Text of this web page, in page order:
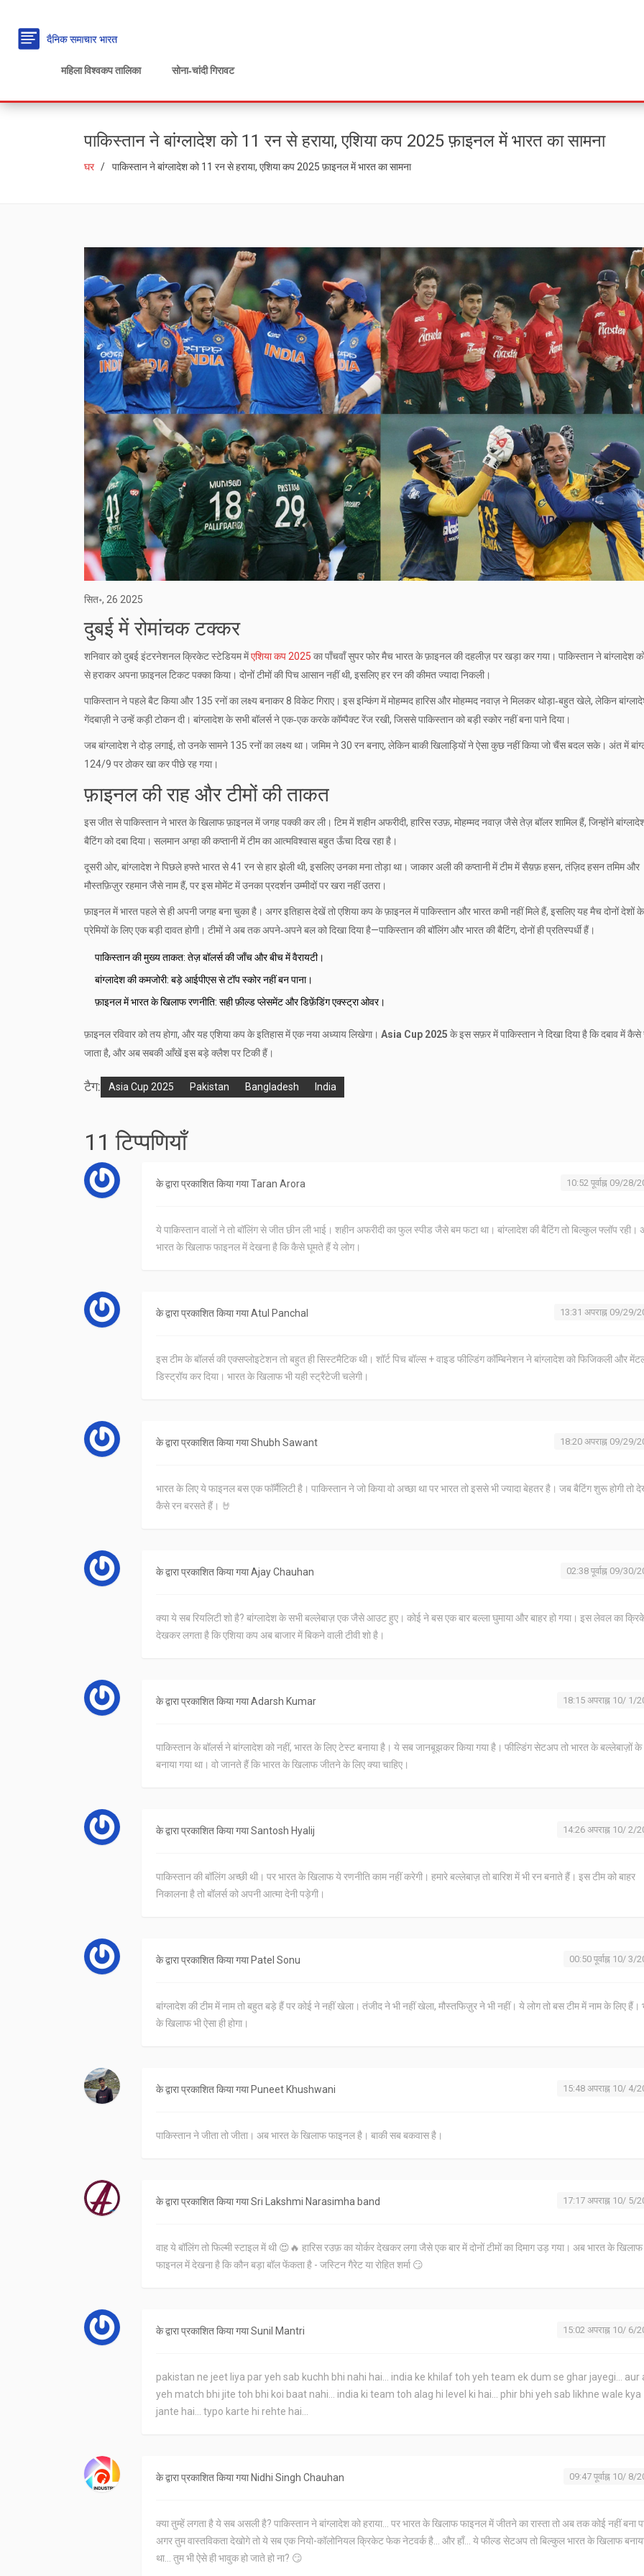
महिला विश्वकप तालिका सोना‑चांदी गिरावट
पाकिस्तान ने बांग्लादेश को 11 रन से हराया, एशिया कप 2025 फ़ाइनल में भारत का सामना
घर पाकिस्तान ने बांग्लादेश को 11 रन से हराया, एशिया कप 2025 फ़ाइनल में भारत का सामना
सित॰, 26 2025
दुबई में रोमांचक टक्कर
शनिवार को दुबई इंटरनेशनल क्रिकेट स्टेडियम मेंएशिया कप 2025 का पाँचवाँ सुपर फोर मैच भारत के फ़ाइनल की दहलीज़ पर खड़ा कर गया। पाकिस्तान ने बांग्लादेश
से हराकर अपना फ़ाइनल टिकट पक्का किया। दोनों टीमों की पिच आसान नहीं थी, इसलिए हर रन की कीमत ज्यादा निकली।
पाकिस्तान ने पहले बैट किया और 135 रनों का लक्ष्य बनाकर 8 विकेट गिराए। इस इन्किंग में मोहम्मद हारिस और मोहम्मद नवाज़ ने मिलकर थोड़ा‑बहुत खेले, लेकिन
गेंदबाज़ी ने उन्हें कड़ी टोकन दी। बांग्लादेश के सभी बॉलर्स ने एक‑एक करके कॉम्पैक्ट रेंज रखी, जिससे पाकिस्तान को बड़ी स्कोर नहीं बना पाने दिया।
जब बांग्लादेश ने दोड़ लगाई, तो उनके सामने 135 रनों का लक्ष्य था। जमिम ने 30 रन बनाए, लेकिन बाकी खिलाड़ियों ने ऐसा कुछ नहीं किया जो चैंस बदल सके। अंत में
124/9 पर ठोकर खा कर पीछे रह गया।
फ़ाइनल की राह और टीमों की ताकत
इस जीत से पाकिस्तान ने भारत के खिलाफ फ़ाइनल में जगह पक्की कर ली। टिम में शहीन अफरीदी, हारिस रउफ़, मोहम्मद नवाज़ जैसे तेज़ बॉलर शामिल हैं, जिन्होंने
बैटिंग को दबा दिया। सलमान अग्हा की कप्तानी में टीम का आत्मविश्वास बहुत ऊँचा दिख रहा है।
दूसरी ओर, बांग्लादेश ने पिछले हफ्ते भारत से 41 रन से हार झेली थी, इसलिए उनका मना तोड़ा था। जाकार अली की कप्तानी में टीम में सैय़फ़ हसन, तंज़िद हसन तमिम और
मौस्तफ़िज़ुर रहमान जैसे नाम हैं, पर इस मोमेंट में उनका प्रदर्शन उम्मीदों पर खरा नहीं उतरा।
फ़ाइनल में भारत पहले से ही अपनी जगह बना चुका है। अगर इतिहास देखें तो एशिया कप के फ़ाइनल में पाकिस्तान और भारत कभी नहीं मिले हैं, इसलिए यह मैच दोनों देशों
प्रेमियों के लिए एक बड़ी दावत होगी। टीमों ने अब तक अपने‑अपने बल को दिखा दिया है—पाकिस्तान की बॉलिंग और भारत की बैटिंग, दोनों ही प्रतिस्पर्धी हैं।
पाकिस्तान की मुख्य ताकत: तेज़ बॉलर्स की जाँच और बीच में वैरायटी।
बांग्लादेश की कमजोरी: बड़े आईपीएस से टॉप स्कोर नहीं बन पाना।
फ़ाइनल में भारत के खिलाफ रणनीति: सही फ़ील्ड प्लेसमेंट और डिफ़ेंडिंग एक्स्ट्रा ओवर।
फ़ाइनल रविवार को तय होगा, और यह एशिया कप के इतिहास में एक नया अध्याय लिखेगा। Asia Cup 2025 के इस सफ़र में पाकिस्तान ने दिखा दिया है कि दबाव में कैसे
जाता है, और अब सबकी आँखें इस बड़े क्लैश पर टिकी हैं।
टैग: Asia Cup 2025 Pakistan Bangladesh India
11 टिप्पणियाँ
के द्वारा प्रकाशित किया गयाTaran Arora 10:52 पूर्वाह्न 09/28/
ये पाकिस्तान वालों ने तो बॉलिंग से जीत छीन ली भाई। शहीन अफरीदी का फुल स्पीड जैसे बम फटा था। बांग्लादेश की बैटिंग तो बिल्कुल फ्लॉप रही।
भारत के खिलाफ फाइनल में देखना है कि कैसे घूमते हैं ये लोग।
के द्वारा प्रकाशित किया गयाAtul Panchal 13:31 अपराह्न 09/29/
इस टीम के बॉलर्स की एक्सप्लोइटेशन तो बहुत ही सिस्टमैटिक थी। शॉर्ट पिच बॉल्स + वाइड फील्डिंग कॉम्बिनेशन ने बांग्लादेश को फिजिकली और
डिस्ट्रॉय कर दिया। भारत के खिलाफ भी यही स्ट्रैटेजी चलेगी।
के द्वारा प्रकाशित किया गयाShubh Sawant 18:20 अपराह्न 09/29/
भारत के लिए ये फाइनल बस एक फॉर्मैलिटी है। पाकिस्तान ने जो किया वो अच्छा था पर भारत तो इससे भी ज्यादा बेहतर है। जब बैटिंग शुरू होगी तो
कैसे रन बरसते हैं। 🤘
के द्वारा प्रकाशित किया गयाAjay Chauhan 02:38 पूर्वाह्न 09/30/
क्या ये सब रियलिटी शो है? बांग्लादेश के सभी बल्लेबाज़ एक जैसे आउट हुए। कोई ने बस एक बार बल्ला घुमाया और बाहर हो गया। इस लेवल का
देखकर लगता है कि एशिया कप अब बाजार में बिकने वाली टीवी शो है।
के द्वारा प्रकाशित किया गयाAdarsh Kumar 18:15 अपराह्न 10/ 1/
पाकिस्तान के बॉलर्स ने बांग्लादेश को नहीं, भारत के लिए टेस्ट बनाया है। ये सब जानबूझकर किया गया है। फील्डिंग सेटअप तो भारत के बल्लेबाज़ों के
बनाया गया था। वो जानते हैं कि भारत के खिलाफ जीतने के लिए क्या चाहिए।
के द्वारा प्रकाशित किया गयाSantosh Hyalij 14:26 अपराह्न 10/ 2/
पाकिस्तान की बॉलिंग अच्छी थी। पर भारत के खिलाफ ये रणनीति काम नहीं करेगी। हमारे बल्लेबाज़ तो बारिश में भी रन बनाते हैं। इस टीम को बाहर
निकालना है तो बॉलर्स को अपनी आत्मा देनी पड़ेगी।
के द्वारा प्रकाशित किया गया Patel Sonu 00:50 पूर्वाह्न 10/ 3/
बांग्लादेश की टीम में नाम तो बहुत बड़े हैं पर कोई ने नहीं खेला। तंजीद ने भी नहीं खेला, मौस्तफिज़ुर ने भी नहीं। ये लोग तो बस टीम में नाम के लिए हैं।
के खिलाफ भी ऐसा ही होगा।
के द्वारा प्रकाशित किया गया Puneet Khushwani 15:48 अपराह्न 10/ 4/
पाकिस्तान ने जीता तो जीता। अब भारत के खिलाफ फाइनल है। बाकी सब बकवास है।
के द्वारा प्रकाशित किया गयाSri Lakshmi Narasimha band 17:17 अपराह्न 10/ 5/
वाह ये बॉलिंग तो फिल्मी स्टाइल में थी 😍🔥 हारिस रउफ़ का योर्कर देखकर लगा जैसे एक बार में दोनों टीमों का दिमाग उड़ गया। अब भारत के खिलाफ
फाइनल में देखना है कि कौन बड़ा बॉल फेंकता है - जस्टिन गैरेट या रोहित शर्मा 😏
के द्वारा प्रकाशित किया गयाSunil Mantri 15:02 अपराह्न 10/ 6/
pakistan ne jeet liya par yeh sab kuchh bhi nahi hai... india ke khilaf toh yeh team ek dum se ghar jayegi... aur
yeh match bhi jite toh bhi koi baat nahi... india ki team toh alag hi level ki hai... phir bhi yeh sab likhne wale kya
jante hai... typo karte hi rehte hai...
के द्वारा प्रकाशित किया गया Nidhi Singh Chauhan 09:47 पूर्वाह्न 10/ 8/
क्या तुम्हें लगता है ये सब असली है? पाकिस्तान ने बांग्लादेश को हराया... पर भारत के खिलाफ फाइनल में जीतने का रास्ता तो अब तक कोई नहीं बना
अगर तुम वास्तविकता देखोगे तो ये सब एक नियो-कॉलोनियल क्रिकेट फेक नेटवर्क है... और हाँ... ये फील्ड सेटअप तो बिल्कुल भारत के खिलाफ
था... तुम भी ऐसे ही भावुक हो जाते हो ना? 😏